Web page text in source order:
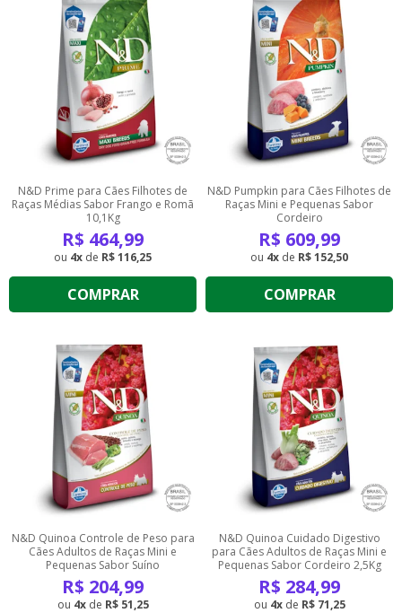
N&D Prime para Cães Filhotes de
Raças Médias Sabor Frango e Romã
10,1Kg
R$ 464,99
4 de R$ 116,25
COMPRAR
N&D Pumpkin para Cães Filhotes de
Raças Mini e Pequenas Sabor
Cordeiro
R$ 609,99
4 de R$ 152,50
COMPRAR
N&D Quinoa Controle de Peso para
Cães Adultos de Raças Mini e
Pequenas Sabor Suíno
R$ 204,99
4 de R$ 51,25
N&D Quinoa Cuidado Digestivo
para Cães Adultos de Raças Mini e
Pequenas Sabor Cordeiro 2,5Kg
R$ 284,99
4 de R$ 71,25